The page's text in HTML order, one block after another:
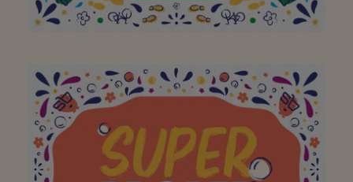
Aan mijn favoriete
buurtsuper waar ik met
plezier, en met de fiets
of te voet,
boodschappen kan gaan